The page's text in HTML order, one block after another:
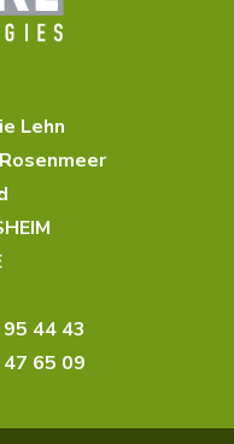
Lehn
44 43
65 09